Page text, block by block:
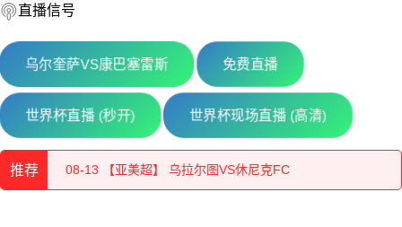
直播信号
乌尔奎萨VS康巴塞雷斯 免费直播
世界杯直播 (秒开) 世界杯现场直播 (高清)
推荐
08-13 【乌兹超】 布哈拉VS阿尔马雷克
08-13 【欧协联】 杜保尔VS贝尔格莱德游击
08-13 【亚美超】 乌拉尔图VS休尼克FC